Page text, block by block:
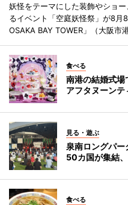
妖怪をテーマにした装飾やショ
るイベント「空庭妖怪祭」が8月
OSAKA BAY TOWER」（大阪市
食べる
南港の結婚式場
アフタヌーンテ
見る・遊ぶ
泉南ロングパ
50カ国が集結
食べる